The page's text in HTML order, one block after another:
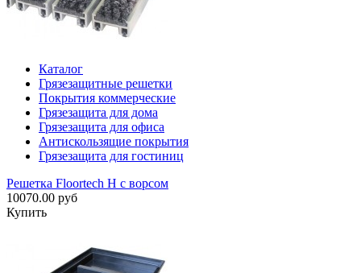
Каталог
Грязезащитные решетки
Покрытия коммерческие
Грязезащита для дома
Грязезащита для офиса
Антискользящие покрытия
Грязезащита для гостиниц
Решетка Floortech H с ворсом
10070.00 руб
Купить